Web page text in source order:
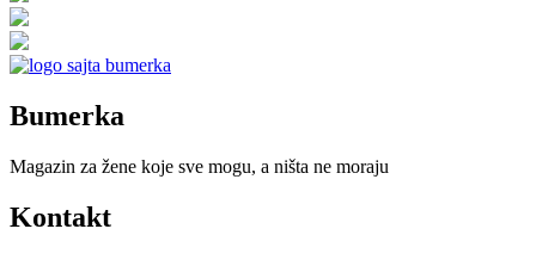
Bumerka
Magazin za žene koje sve mogu, a ništa ne moraju
Kontakt